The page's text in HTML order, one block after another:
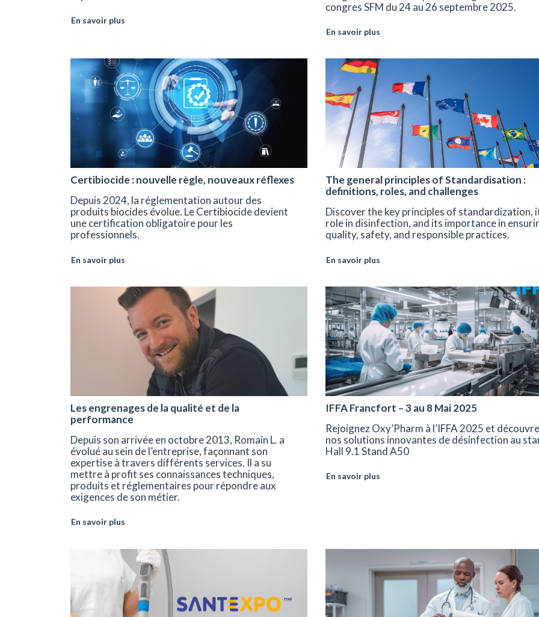
En savoir plus
congres SFM du 24 au 26 septembre 2025.
En savoir plus
Certibiocide : nouvelle règle, nouveaux réflexes
Depuis 2024, la réglementation autour des
produits biocides évolue. Le Certibiocide devient
une certification obligatoire pour les
professionnels.
En savoir plus
The general principles of Standardisation :
definitions, roles, and challenges
Discover the key principles of standardization,
role in disinfection, and its importance in
quality, safety, and responsible practices.
En savoir plus
Les engrenages de la qualité et de la
performance
Depuis son arrivée en octobre 2013, Romain L. a
évolué au sein de l’entreprise, façonnant son
expertise à travers différents services. Il a su
mettre à profit ses connaissances techniques,
produits et réglementaires pour répondre aux
exigences de son métier.
En savoir plus
IFFA Francfort – 3 au 8 Mai 2025
Rejoignez Oxy’Pharm à l’IFFA 2025 et
nos solutions innovantes de désinfection au
Hall 9.1 Stand A50
En savoir plus